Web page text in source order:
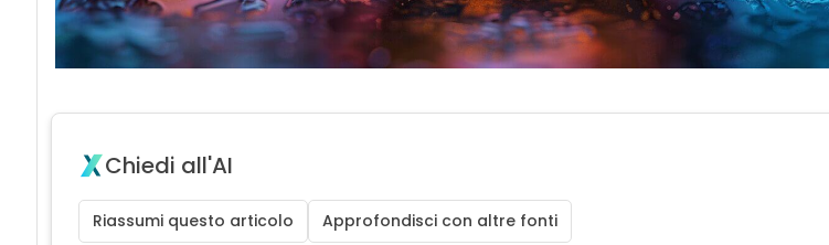
Chiedi all'AI
Riassumi questo articolo Approfondisci con altre fonti